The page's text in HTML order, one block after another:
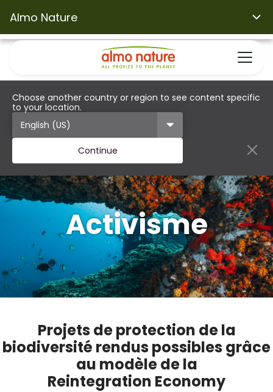
Almo Nature
Choose another country or region to see content specific
to your location.
Continue
Projets de protection de la
biodiversité rendus possibles grâce
au modèle de la
Reintegration Economy